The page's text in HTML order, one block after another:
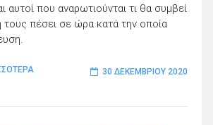
αυτοί που αναρωτιούνται τι θα συμβεί
τους πέσει σε ώρα κατά την οποία
30 ΔΕΚΕΜΒΡΊΟΥ 2020